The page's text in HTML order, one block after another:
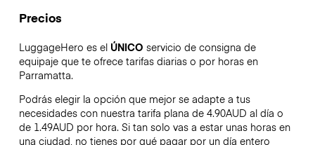
Precios
LuggageHero es el ÚNICO servicio de consigna de
equipaje que te ofrece tarifas diarias o por horas en
Parramatta.
Podrás elegir la opción que mejor se adapte a tus
necesidades con nuestra tarifa plana de 4.90AUD al día o
de 1.49AUD por hora. Si tan solo vas a estar unas horas en
una ciudad, no tienes por qué pagar por un día entero